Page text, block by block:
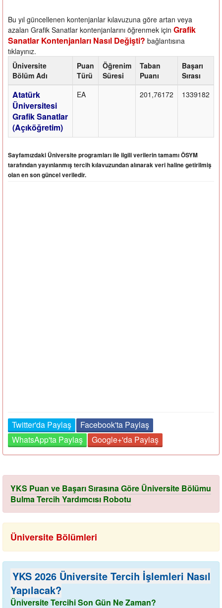
Bu yıl güncellenen kontenjanlar kılavuzuna göre artan veya
azalan Grafik Sanatlar kontenjanlarını öğrenmek için Grafik
Sanatlar Kontenjanları Nasıl Değişti? bağlantısına
tıklayınız.
Üniversite
Bölüm Adı
Puan
Türü
Öğrenim
Süresi
Taban
Puanı
Başarı
Sırası
Atatürk
Üniversitesi
Grafik Sanatlar
(Açıköğretim)
EA 201,76172 1339182
Sayfamızdaki Üniversite programları ile ilgili verilerin tamamı ÖSYM
tarafından yayınlanmış tercih kılavuzundan alınarak veri haline getirilmiş
olan en son güncel veriledir.
Twitter'da Paylaş
Facebook'ta Paylaş
WhatsApp'ta Paylaş
Google+'da Paylaş
YKS Puan ve Başarı Sırasına Göre Üniversite Bölümu
Bulma Tercih Yardımcısı Robotu
Üniversite Bölümleri
YKS 2026 Üniversite Tercih İşlemleri Nasıl
Yapılacak?
Üniversite Tercihi Son Gün Ne Zaman?